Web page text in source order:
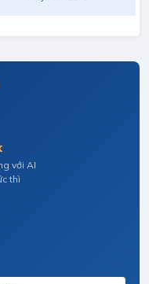
với AI
thì